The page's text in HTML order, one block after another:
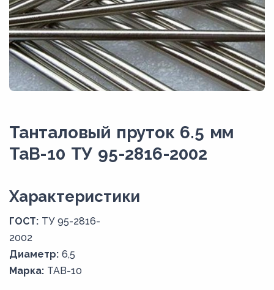
Танталовый пруток 6.5 мм
ТаВ-10 ТУ 95-2816-2002
Xарактеристики
ГОСТ: ТУ 95-2816-
2002
Диаметр: 6,5
Марка: ТАВ-10